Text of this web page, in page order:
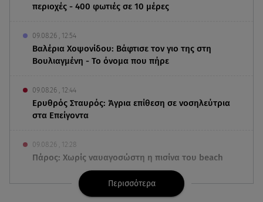
περιοχές - 400 φωτιές σε 10 μέρες
09.08.26 , 12:54
Βαλέρια Χοψονίδου: Βάφτισε τον γιο της στη
Βουλιαγμένη - Το όνομα που πήρε
09.08.26 , 12:44
Ερυθρός Σταυρός: Άγρια επίθεση σε νοσηλεύτρια
στα Επείγοντα
09.08.26 , 12:28
Πάρος: Χωρίς ναυαγοσώστη η πισίνα του beach
bar όπου πνίγηκε ο 4χρονος
Περισσότερα